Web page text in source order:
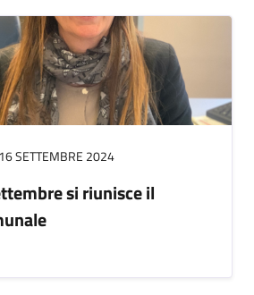
16 SETTEMBRE 2024
si riunisce il